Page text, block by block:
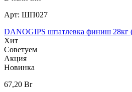
Арт: ШП027
DANOGIPS шпатлевка финиш
Хит
Советуем
Акция
Новинка
67,20 Br